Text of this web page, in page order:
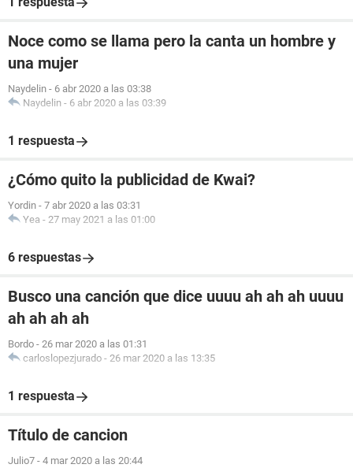
Noce como se llama pero la canta un hombre y
una mujer
Naydelin - 6 abr 2020 a las 03:38
Naydelin - 6 abr 2020 a las 03:39
1 respuesta
¿Cómo quito la publicidad de Kwai?
Yordin - 7 abr 2020 a las 03:31
Yea - 27 may 2021 a las 01:00
6 respuestas
Busco una canción que dice uuuu ah ah ah uuuu
ah ah ah ah
Bordo - 26 mar 2020 a las 01:31
carloslopezjurado - 26 mar 2020 a las 13:35
1 respuesta
Título de cancion
Julio7 - 4 mar 2020 a las 20:44